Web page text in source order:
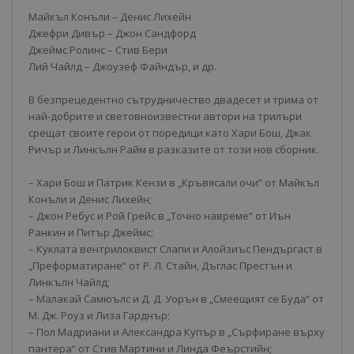
Майкъл Конъли – Денис Лихейн
Джефри Дивър – Джон Сандфорд
Джеймс Ролинс – Стив Бери
Лий Чайлд – Джоузеф Файндър, и др.
В безпрецедентно сътрудничество двадесет и трима от
най-добрите и световноизвестни автори на трилъри
срещат своите герои от поредици като Хари Бош, Джак
Ричър и Линкълн Райм в разказите от този нов сборник.
– Хари Бош и Патрик Кензи в „Кръвясали очи“ от Майкъл
Конъли и Денис Лихейн;
– Джон Ребус и Рой Грейс в „Точно навреме“ от Иън
Ранкин и Питър Джеймс;
– Куклата вентрилоквист Слапи и Алойзиъс Пендъргаст в
„Преформатиране“ от Р. Л. Стайн, Дъглас Престън и
Линкълн Чайлд;
– Малакай Самюълс и Д. Д. Уорън в „Смеещият се Буда“ от
М. Дж. Роуз и Лиза Гарднър;
– Пол Мадриани и Александра Купър в „Сърфиране върху
пантера“ от Стив Мартини и Линда Феърстийн;